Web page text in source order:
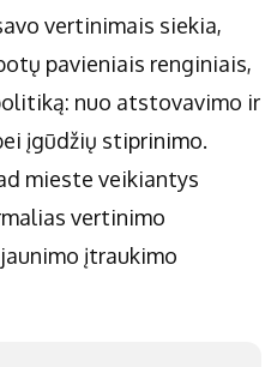
vertinimais siekia,
pavieniais renginiais,
nuo atstovavimo ir
įgūdžių stiprinimo.
mieste veikiantys
vertinimo
įtraukimo